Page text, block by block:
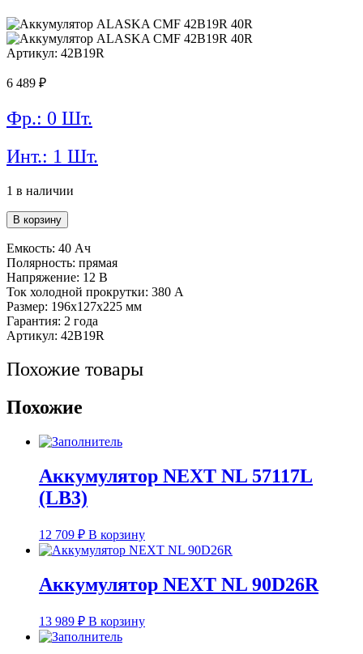
Артикул: 42B19R
6 489 ₽
Фр.: 0 Шт.
Инт.: 1 Шт.
1 в наличии
Количество
товара
Аккумулятор
ALASKA
CMF
42B19R
40R
В корзину
Емкость: 40 Ач
Полярность: прямая
Напряжение: 12 В
Ток холодной прокрутки: 380 А
Размер: 196x127x225 мм
Гарантия: 2 года
Артикул: 42B19R
Похожие товары
Похожие
Аккумулятор NEXT NL 57117L
(LB3)
12 709 ₽ В корзину
Аккумулятор NEXT NL 90D26R
13 989 ₽ В корзину